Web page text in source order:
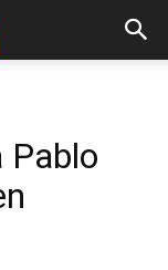
Pablo